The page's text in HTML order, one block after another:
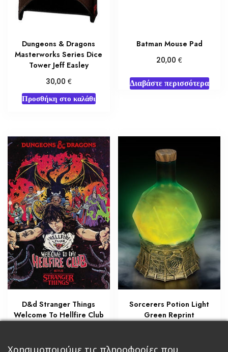
Dungeons & Dragons
Masterworks Series Dice
Tower Jeff Easley
30,00 €
Προσθήκη στο καλάθι
Batman Mouse Pad
20,00€
Διαβάστε περισσότερα
D&d Stranger Things
Welcome To Hellfire Club
Sorcerers Potion Light
Green Reprint
Προσθήκη στο καλάθι
Χρησιμοποιούμε τις πληροφορίες που